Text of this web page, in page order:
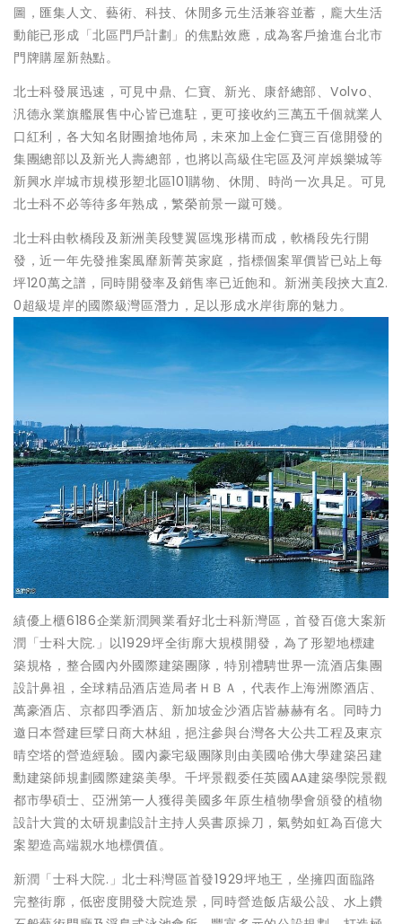
圖，匯集人文、藝術、科技、休閒多元生活兼容並蓄，龐大生活
動能已形成「北區門戶計劃」的焦點效應，成為客戶搶進台北市
門牌購屋新熱點。
北士科發展迅速，可見中鼎、仁寶、新光、康舒總部、Volvo、
汎德永業旗艦展售中心皆已進駐，更可接收約三萬五千個就業人
口紅利，各大知名財團搶地佈局，未來加上金仁寶三百億開發的
集團總部以及新光人壽總部，也將以高級住宅區及河岸娛樂城等
新興水岸城市規模形塑北區101購物、休閒、時尚一次具足。可見
北士科不必等待多年熟成，繁榮前景一蹴可幾。
北士科由軟橋段及新洲美段雙翼區塊形構而成，軟橋段先行開
發，近一年先發推案風靡新菁英家庭，指標個案單價皆已站上每
坪120萬之譜，同時開發率及銷售率已近飽和。新洲美段挾大直2.
0超級堤岸的國際級灣區潛力，足以形成水岸街廓的魅力。
績優上櫃6186企業新潤興業看好北士科新灣區，首發百億大案新
潤「士科大院.」以1929坪全街廓大規模開發，為了形塑地標建
築規格，整合國內外國際建築團隊，特別禮騁世界一流酒店集團
設計鼻祖，全球精品酒店造局者ＨＢＡ，代表作上海洲際酒店、
萬豪酒店、京都四季酒店、新加坡金沙酒店皆赫赫有名。同時力
邀日本營建巨擘日商大林組，挹注參與台灣各大公共工程及東京
晴空塔的營造經驗。國內豪宅級團隊則由美國哈佛大學建築呂建
勳建築師規劃國際建築美學。千坪景觀委任英國AA建築學院景觀
都市學碩士、亞洲第一人獲得美國多年原生植物學會頒發的植物
設計大賞的太研規劃設計主持人吳書原操刀，氣勢如虹為百億大
案塑造高端親水地標價值。
新潤「士科大院.」北士科灣區首發1929坪地王，坐擁四面臨路
完整街廓，低密度開發大院造景，同時營造飯店級公設、水上鑽